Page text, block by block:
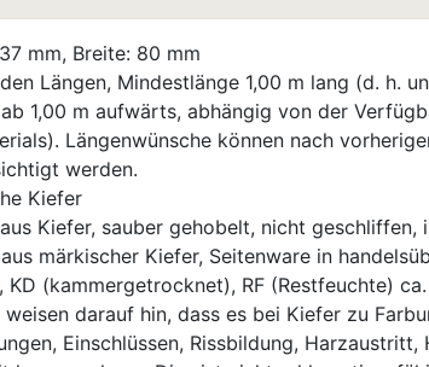
mm, Breite: 80 mm
Längen, Mindestlänge 1,00 m lang (d. h.
1,00 m aufwärts, abhängig von der
Längenwünsche können nach
werden.
Kiefer
Kiefer, sauber gehobelt, nicht geschliffen,
märkischer Kiefer, Seitenware in
KD (kammergetrocknet), RF (Restfeuchte)
weisen darauf hin, dass es bei Kiefer zu
Einschlüssen, Rissbildung, Harzaustritt,